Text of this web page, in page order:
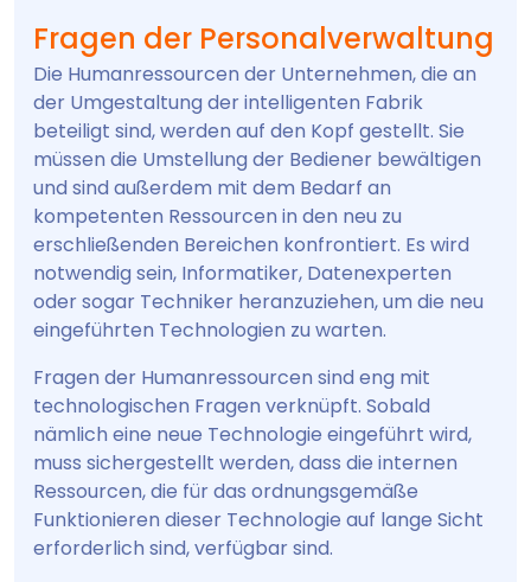
Fragen der Personalverwaltung
Die Humanressourcen der Unternehmen, die an
der Umgestaltung der intelligenten Fabrik
beteiligt sind, werden auf den Kopf gestellt. Sie
müssen die Umstellung der Bediener bewältigen
und sind außerdem mit dem Bedarf an
kompetenten Ressourcen in den neu zu
erschließenden Bereichen konfrontiert. Es wird
notwendig sein, Informatiker, Datenexperten
oder sogar Techniker heranzuziehen, um die neu
eingeführten Technologien zu warten.
Fragen der Humanressourcen sind eng mit
technologischen Fragen verknüpft. Sobald
nämlich eine neue Technologie eingeführt wird,
muss sichergestellt werden, dass die internen
Ressourcen, die für das ordnungsgemäße
Funktionieren dieser Technologie auf lange Sicht
erforderlich sind, verfügbar sind.